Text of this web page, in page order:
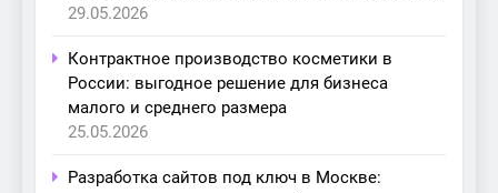
29.05.2026
Контрактное производство косметики в
России: выгодное решение для бизнеса
малого и среднего размера
25.05.2026
Разработка сайтов под ключ в Москве: